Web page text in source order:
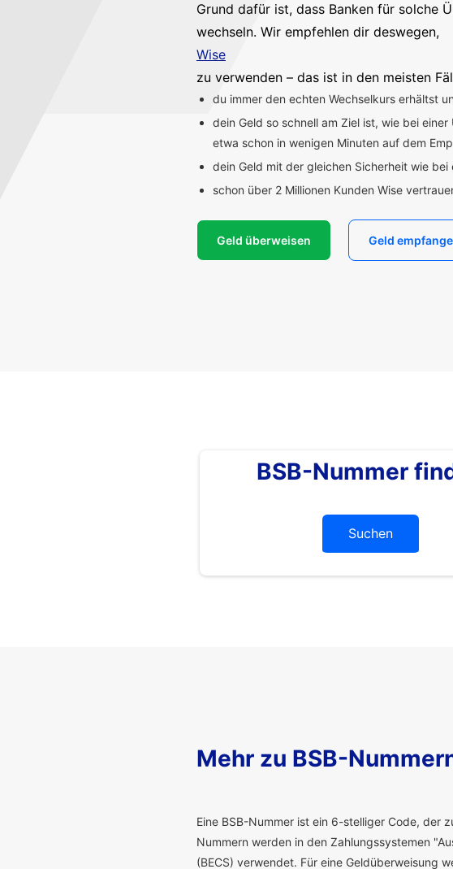
Grund dafür ist, dass Banken für solche
wechseln. Wir empfehlen dir deswegen,
Wise
zu verwenden – das ist in den meisten
du immer den echten Wechselkurs erhältst
dein Geld so schnell am Ziel ist, wie bei
etwa schon in wenigen Minuten auf dem
dein Geld mit der gleichen Sicherheit wie
schon über 2 Millionen Kunden Wise
Geld überweisen Geld
BSB-Nummer
Suchen
Mehr zu BSB-
Eine BSB-Nummer ist ein 6-stelliger Code, der
Nummern werden in den Zahlungssystemen
(BECS) verwendet. Für eine Geldüberweisung